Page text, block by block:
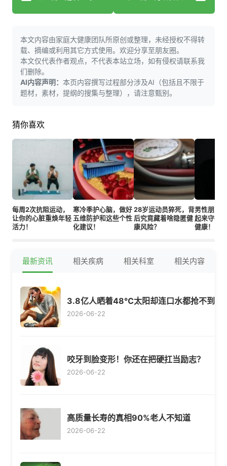
本文内容由家庭大健康团队所原创或整理，未经授权不得转
载、摘编或利用其它方式使用。欢迎分享至朋友圈。
本文仅代表作者观点，不代表本站立场，如有侵权请联系我
们删除。
AI内容声明： 本页内容撰写过程部分涉及AI（包括且不限于
题材，素材，提纲的搜集与整理），请注意甄别。
猜你喜欢
每周2次抗阻运动，
让你的心脏重焕年轻
活力！
寒冷季护心脑，做好
五维防护和这些个性
化建议！
28岁运动员猝死，背
后究竟藏着啥隐匿健
康风险？
男性朋友
起来守护
健康！
最新资讯 相关疾病 相关科室 相关内容
3.8亿人晒着48℃太阳却连口水都抢不到
2026-06-22
咬牙到脸变形！你还在把硬扛当励志？
2026-06-22
高质量长寿的真相90%老人不知道
2026-06-22